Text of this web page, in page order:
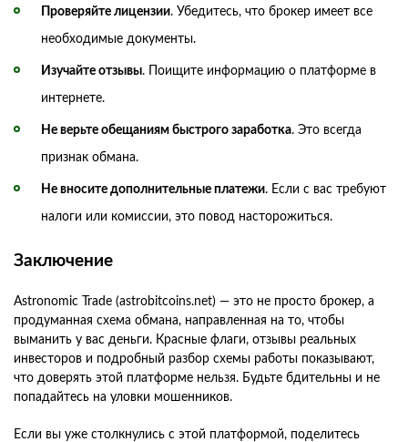
Проверяйте лицензии. Убедитесь, что брокер имеет все
необходимые документы.
Изучайте отзывы. Поищите информацию о платформе в
интернете.
Не верьте обещаниям быстрого заработка. Это всегда
признак обмана.
Не вносите дополнительные платежи. Если с вас требуют
налоги или комиссии, это повод насторожиться.
Заключение
Astronomic Trade (astrobitcoins.net) — это не просто брокер, а
продуманная схема обмана, направленная на то, чтобы
выманить у вас деньги. Красные флаги, отзывы реальных
инвесторов и подробный разбор схемы работы показывают,
что доверять этой платформе нельзя. Будьте бдительны и не
попадайтесь на уловки мошенников.
Если вы уже столкнулись с этой платформой, поделитесь